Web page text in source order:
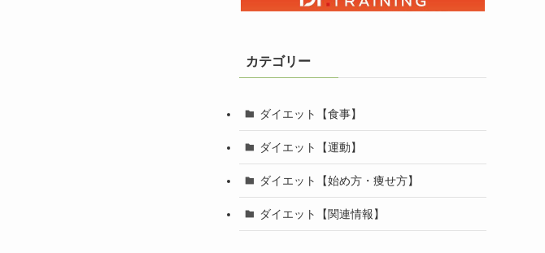
カテゴリー
ダイエット【食事】
ダイエット【運動】
ダイエット【始め方・痩せ方】
ダイエット【関連情報】